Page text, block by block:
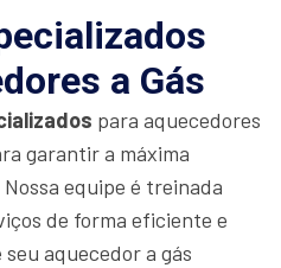
a Gás
para aquecedores
garantir a máxima
equipe é treinada
de forma eficiente e
aquecedor a gás